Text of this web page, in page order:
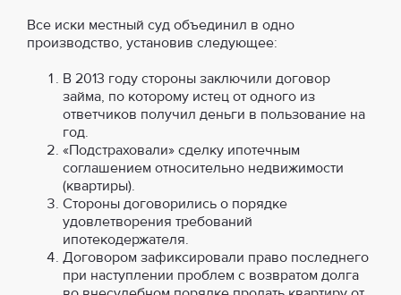
Все иски местный суд объединил в одно
производство, установив следующее:
В 2013 году стороны заключили договор
займа, по которому истец от одного из
ответчиков получил деньги в пользование на
год.
«Подстраховали» сделку ипотечным
соглашением относительно недвижимости
(квартиры).
Стороны договорились о порядке
удовлетворения требований
ипотекодержателя.
Договором зафиксировали право последнего
при наступлении проблем с возвратом долга